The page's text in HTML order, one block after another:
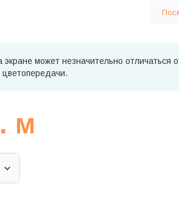
может незначительно отличаться
м